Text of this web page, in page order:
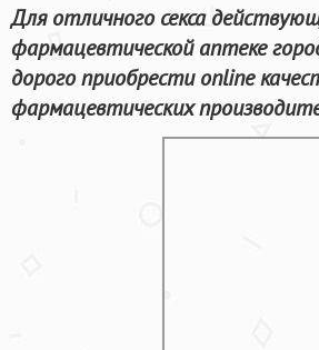
Для отличного секса
фармацевтической аптеке
дорого приобрести online
фармацевтических